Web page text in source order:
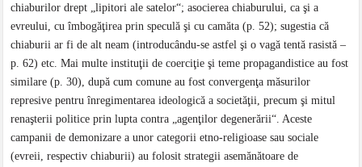
chiaburilor drept „lipitori ale satelor“; asocierea chiaburului, ca şi a
evreului, cu îmbogăţirea prin speculă şi cu camăta (p. 52); sugestia că
chiaburii ar fi de alt neam (introducându-se astfel şi o vagă tentă rasistă –
p. 62) etc. Mai multe instituţii de coerciţie şi teme propagandistice au fost
similare (p. 30), după cum comune au fost convergenţa măsurilor
represive pentru înregimentarea ideologică a societăţii, precum şi mitul
renaşterii politice prin lupta contra „agenţilor degenerării“. Aceste
campanii de demonizare a unor categorii etno-religioase sau sociale
(evreii, respectiv chiaburii) au folosit strategii asemănătoare de